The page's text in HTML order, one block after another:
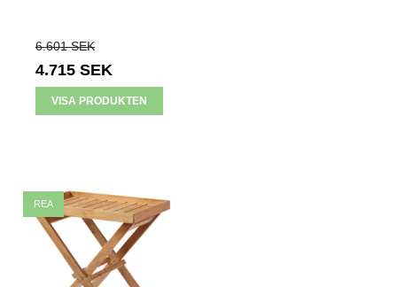
6.601 SEK
4.715 SEK
VISA PRODUKTEN
REA